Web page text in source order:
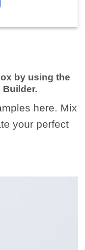
by using the
Builder.
here. Mix
your perfect